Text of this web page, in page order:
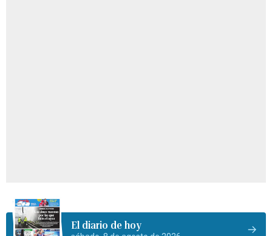
El diario de hoy